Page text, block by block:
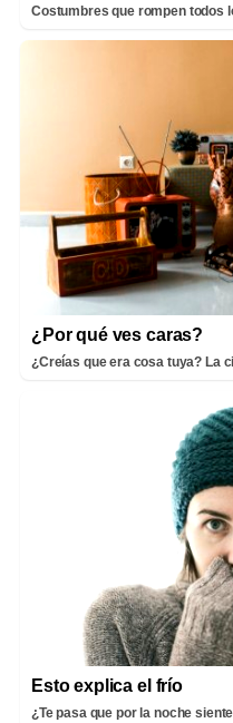
Costumbres que rompen todos
¿Por qué ves caras?
¿Creías que era cosa tuya? La
Esto explica el frío
¿Te pasa que por la noche